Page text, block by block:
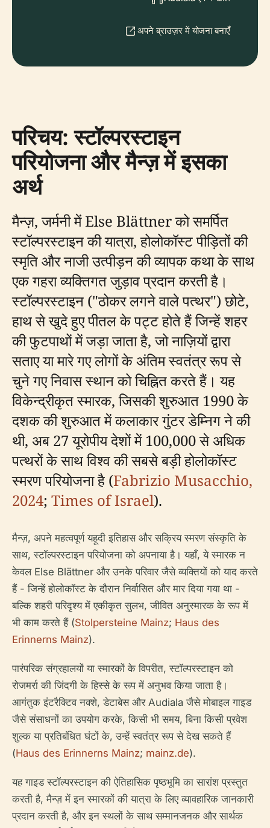
अपने ब्राउज़र में योजना बनाएँ
परिचय: स्टॉल्परस्टाइन
परियोजना और मैन्ज़ में इसका
अर्थ
मैन्ज़, जर्मनी में Else Blättner को समर्पित
स्टॉल्परस्टाइन की यात्रा, होलोकॉस्ट पीड़ितों की
स्मृति और नाजी उत्पीड़न की व्यापक कथा के साथ
एक गहरा व्यक्तिगत जुड़ाव प्रदान करती है।
स्टॉल्परस्टाइन ("ठोकर लगने वाले पत्थर") छोटे,
हाथ से खुदे हुए पीतल के पट्ट होते हैं जिन्हें शहर
की फुटपाथों में जड़ा जाता है, जो नाज़ियों द्वारा
सताए या मारे गए लोगों के अंतिम स्वतंत्र रूप से
चुने गए निवास स्थान को चिह्नित करते हैं। यह
विकेन्द्रीकृत स्मारक, जिसकी शुरुआत 1990 के
दशक की शुरुआत में कलाकार गुंटर डेम्निग ने की
थी, अब 27 यूरोपीय देशों में 100,000 से अधिक
पत्थरों के साथ विश्व की सबसे बड़ी होलोकॉस्ट
स्मरण परियोजना है (Fabrizio Musacchio,
2024; Times of Israel).
मैन्ज़, अपने महत्वपूर्ण यहूदी इतिहास और सक्रिय स्मरण संस्कृति के
साथ, स्टॉल्परस्टाइन परियोजना को अपनाया है। यहाँ, ये स्मारक न
केवल Else Blättner और उनके परिवार जैसे व्यक्तियों को याद करते
हैं - जिन्हें होलोकॉस्ट के दौरान निर्वासित और मार दिया गया था -
बल्कि शहरी परिदृश्य में एकीकृत सुलभ, जीवित अनुस्मारक के रूप में
भी काम करते हैं (Stolpersteine Mainz; Haus des
Erinnerns Mainz).
पारंपरिक संग्रहालयों या स्मारकों के विपरीत, स्टॉल्परस्टाइन को
रोजमर्रा की जिंदगी के हिस्से के रूप में अनुभव किया जाता है।
आगंतुक इंटरैक्टिव नक्शे, डेटाबेस और Audiala जैसे मोबाइल गाइड
जैसे संसाधनों का उपयोग करके, किसी भी समय, बिना किसी प्रवेश
शुल्क या प्रतिबंधित घंटों के, उन्हें स्वतंत्र रूप से देख सकते हैं
(Haus des Erinnerns Mainz; mainz.de).
यह गाइड स्टॉल्परस्टाइन की ऐतिहासिक पृष्ठभूमि का सारांश प्रस्तुत
करती है, मैन्ज़ में इन स्मारकों की यात्रा के लिए व्यावहारिक जानकारी
प्रदान करती है, और इन स्थलों के साथ सम्मानजनक और सार्थक